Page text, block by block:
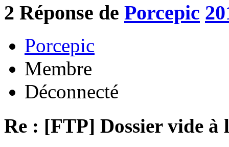
2 Réponse de Porcepic
Porcepic
Membre
Déconnecté
Re : [FTP] Dossier vide à